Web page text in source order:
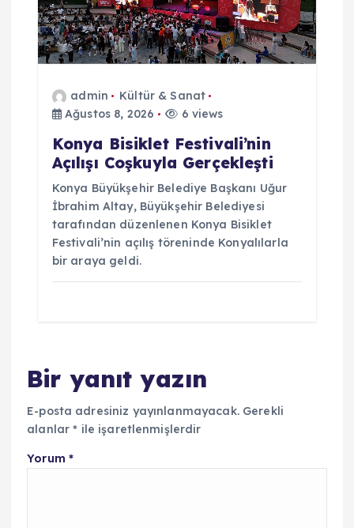
admin
Kültür & Sanat
Ağustos 8, 2026
6 views
Konya Bisiklet Festivali’nin
Açılışı Coşkuyla Gerçekleşti
Konya Büyükşehir Belediye Başkanı Uğur
İbrahim Altay, Büyükşehir Belediyesi
tarafından düzenlenen Konya Bisiklet
Festivali’nin açılış töreninde Konyalılarla
bir araya geldi.
Bir yanıt yazın
E-posta adresiniz yayınlanmayacak. Gerekli
alanlar* ile işaretlenmişlerdir
Yorum *